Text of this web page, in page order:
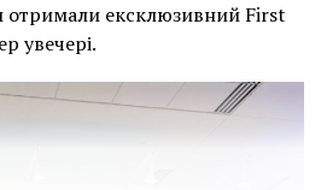
отримали ексклюзивний First
увечері.